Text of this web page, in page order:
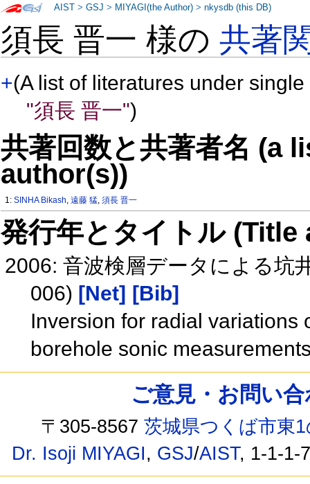
須長 晋一 様の共著
+(A list of literatures under
"須長 晋一")
共著回数と共著者名 (a
author(s))
1:SINHA Bikash,遠藤 猛,須長 晋一
発行年とタイトル
2006: 音波検層データによる坑
006) [Net] [Bib]
Inversion for radial variations
borehole sonic
AIST >GSJ > MIYAGI(the Author) >nkysdb (this DB)
ご意見・お問い
〒305-8567茨城県つくば市東
Dr. Isoji MIYAGI, GSJ/AIST, 1-1-1-